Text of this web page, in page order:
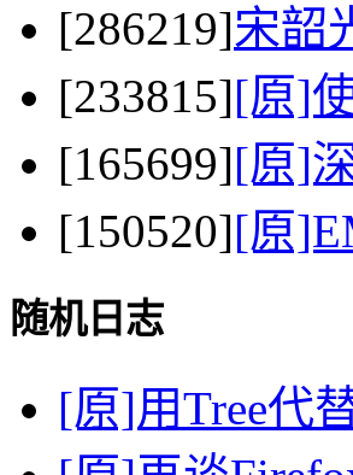
[286219]宋韶
[233815][原]
[165699][原]
[150520][原
随机日志
[原]用Tree代